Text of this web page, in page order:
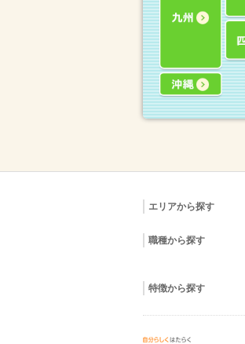
エリアから探す
職種から探す
特徴から探す